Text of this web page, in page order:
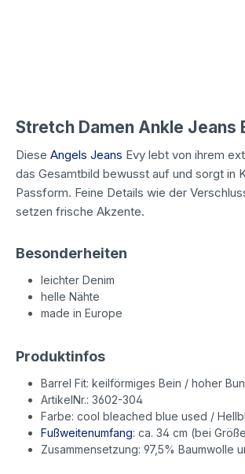
Stretch Damen Ankle Jeans
Diese Angels Jeans Evy lebt von ihrem
das Gesamtbild bewusst auf und sorgt in
Passform. Feine Details wie der
setzen frische Akzente.
Besonderheiten
leichter Denim
helle Nähte
made in Europe
Produktinfos
Barrel Fit: keilförmiges Bein / hoher
ArtikelNr.: 3602-304
Farbe: cool bleached blue used /
Fußweitenumfang: ca. 34 cm (bei
Zusammensetzung: 97,5% Baumwolle